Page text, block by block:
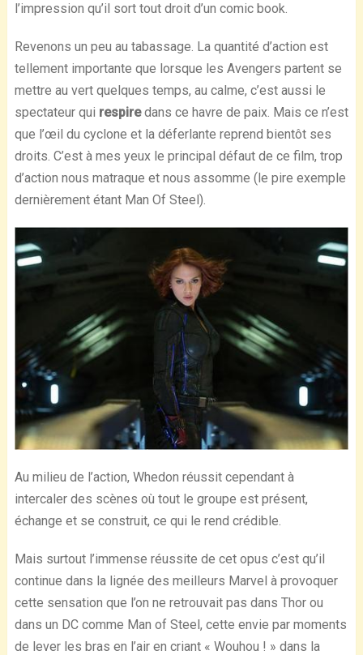
l’impression qu’il sort tout droit d’un comic book.
Revenons un peu au tabassage. La quantité d’action est
tellement importante que lorsque les Avengers partent se
mettre au vert quelques temps, au calme, c’est aussi le
spectateur qui respiredans ce havre de paix. Mais ce n’est
que l’œil du cyclone et la déferlante reprend bientôt ses
droits. C’est à mes yeux le principal défaut de ce film, trop
d’action nous matraque et nous assomme (le pire exemple
dernièrement étant Man Of Steel).
Au milieu de l’action, Whedon réussit cependant à
intercaler des scènes où tout le groupe est présent,
échange et se construit, ce qui le rend crédible.
Mais surtout l’immense réussite de cet opus c’est qu’il
continue dans la lignée des meilleurs Marvel à provoquer
cette sensation que l’on ne retrouvait pas dans Thor ou
dans un DC comme Man of Steel, cette envie par moments
de lever les bras en l’air en criant « Wouhou ! » dans la